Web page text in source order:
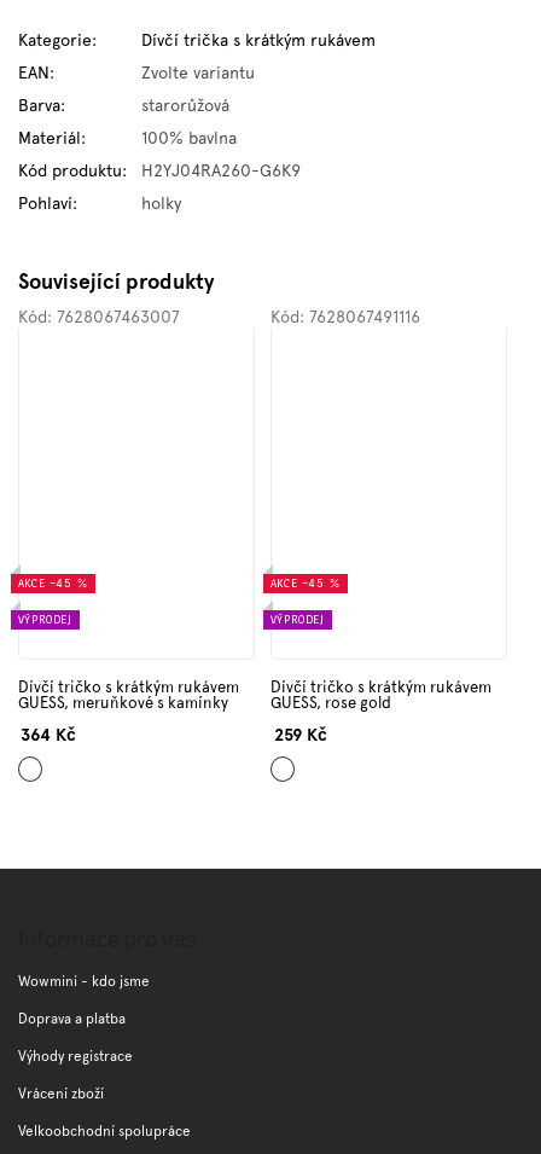
Kategorie:
Dívčí trička s krátkým rukávem
EAN:
Zvolte variantu
Barva:
starorůžová
Materiál:
100% bavlna
Kód produktu:
H2YJ04RA260-G6K9
Pohlaví: holky
Související produkty
AKCE –45 %
VÝPRODEJ
Dívčí tričko s krátkým rukávem
GUESS, meruňkové s kamínky
364 Kč
Meruňková
Kód: 7628067463007
AKCE –45 %
VÝPRODEJ
Dívčí tričko s krátkým rukávem
GUESS, rose gold
259 Kč
Starorůžová
Kód: 7628067491116
Wowmini - kdo jsme
Doprava a platba
Výhody registrace
Vrácení zboží
Velkoobchodní spolupráce